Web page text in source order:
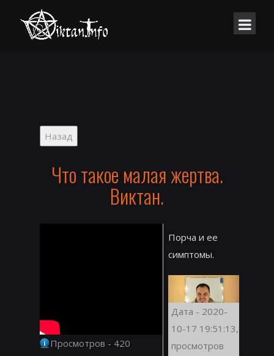
Что такое малая жертва.
Виктан.
Просмотров - 420
Порча и ее
симптомы.
Дата - 2020-
10-17 19:51:13,
просмотров